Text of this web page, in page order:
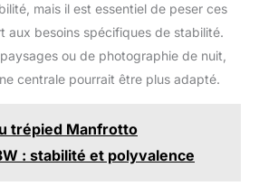
mais il est essentiel de peser ces
aux besoins spécifiques de stabilité.
ou de photographie de nuit,
centrale pourrait être plus adapté.
trépied Manfrotto
: stabilité et polyvalence